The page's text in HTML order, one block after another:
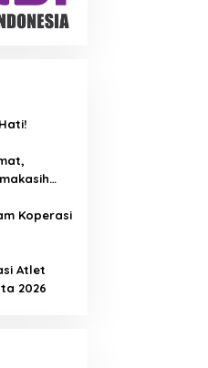
Koperasi
Atlet
2026